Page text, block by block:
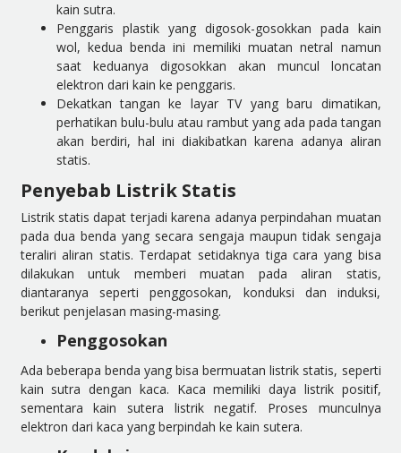
kain sutra.
Penggaris plastik yang digosok-gosokkan pada kain
wol, kedua benda ini memiliki muatan netral namun
saat keduanya digosokkan akan muncul loncatan
elektron dari kain ke penggaris.
Dekatkan tangan ke layar TV yang baru dimatikan,
perhatikan bulu-bulu atau rambut yang ada pada tangan
akan berdiri, hal ini diakibatkan karena adanya aliran
statis.
Penyebab Listrik Statis
Listrik statis dapat terjadi karena adanya perpindahan muatan
pada dua benda yang secara sengaja maupun tidak sengaja
teraliri aliran statis. Terdapat setidaknya tiga cara yang bisa
dilakukan untuk memberi muatan pada aliran statis,
diantaranya seperti penggosokan, konduksi dan induksi,
berikut penjelasan masing-masing.
Penggosokan
Ada beberapa benda yang bisa bermuatan listrik statis, seperti
kain sutra dengan kaca. Kaca memiliki daya listrik positif,
sementara kain sutera listrik negatif. Proses munculnya
elektron dari kaca yang berpindah ke kain sutera.